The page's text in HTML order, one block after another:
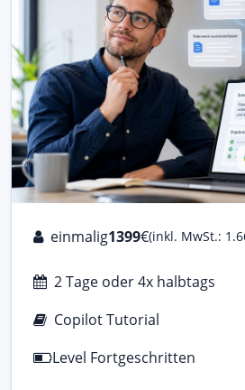
einmalig1399€(inkl. MwSt.:
2 Tage oder 4x halbtags
Copilot Tutorial
Level Fortgeschritten